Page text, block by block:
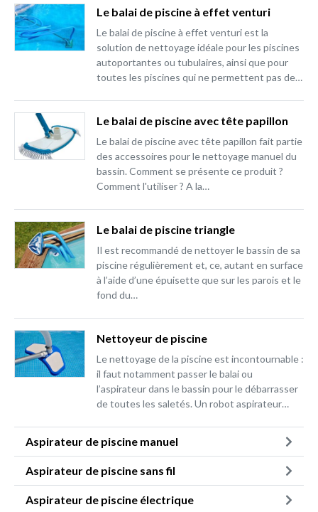
Le balai de piscine à effet venturi
Le balai de piscine à effet venturi est la
solution de nettoyage idéale pour les piscines
autoportantes ou tubulaires, ainsi que pour
toutes les piscines qui ne permettent pas de…
Le balai de piscine avec tête papillon
Le balai de piscine avec tête papillon fait partie
des accessoires pour le nettoyage manuel du
bassin. Comment se présente ce produit ?
Comment l'utiliser ? A la…
Le balai de piscine triangle
Il est recommandé de nettoyer le bassin de sa
piscine régulièrement et, ce, autant en surface
à l’aide d’une épuisette que sur les parois et le
fond du…
Nettoyeur de piscine
Le nettoyage de la piscine est incontournable :
il faut notamment passer le balai ou
l’aspirateur dans le bassin pour le débarrasser
de toutes les saletés. Un robot aspirateur…
Aspirateur de piscine manuel
Aspirateur de piscine sans fil
Aspirateur de piscine électrique